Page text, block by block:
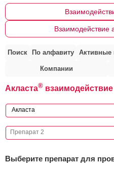
Взаимодействие
Поиск По алфавиту Активные
Компании
Акласта® взаимодействие
Выберите препарат для